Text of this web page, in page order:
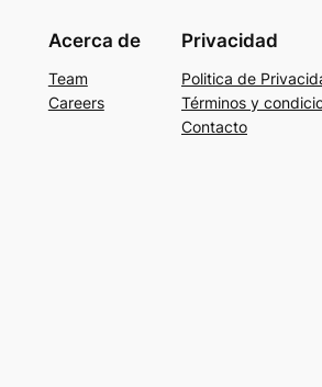
Acerca de
Team
Careers
Privacidad
Politica de
Términos y
Contacto